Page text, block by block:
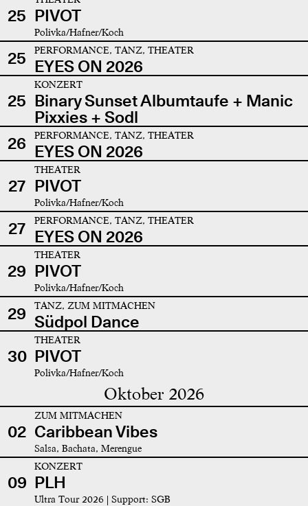
25 PIVOT
Polivka/Hafner/Koch
25 PERFORMANCE, TANZ, THEATER
EYES ON 2026
25
KONZERT
Binary Sunset Albumtaufe + Manic
Pixxies + Sodl
26
PERFORMANCE, TANZ, THEATER
EYES ON 2026
27
THEATER
PIVOT
Polivka/Hafner/Koch
27 PERFORMANCE, TANZ, THEATER
EYES ON 2026
29
THEATER
PIVOT
Polivka/Hafner/Koch
29 TANZ, ZUM MITMACHEN
Südpol Dance
30
THEATER
PIVOT
Polivka/Hafner/Koch
Oktober 2026
02
ZUM MITMACHEN
Caribbean Vibes
Salsa, Bachata, Merengue
09
KONZERT
PLH
Ultra Tour 2026 | Support: SGB